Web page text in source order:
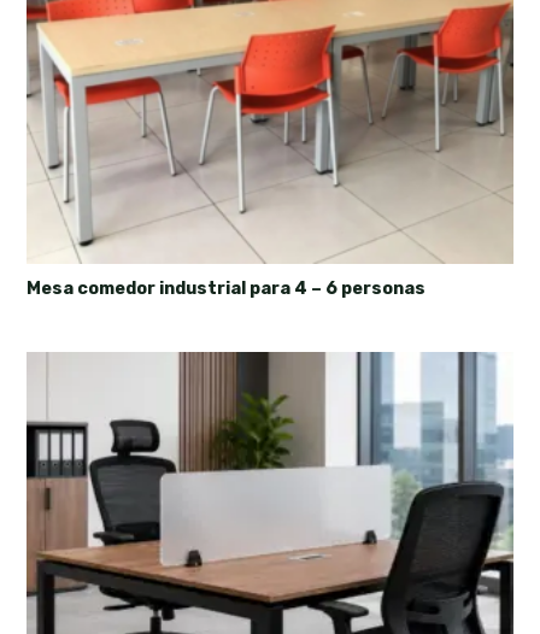
Mesa comedor industrial para 4 – 6 personas